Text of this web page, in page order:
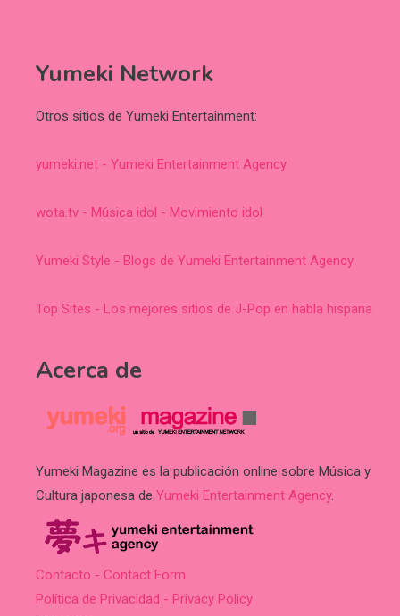
Yumeki Network
Otros sitios de Yumeki Entertainment:
yumeki.net - Yumeki Entertainment Agency
wota.tv - Música idol - Movimiento idol
Yumeki Style - Blogs de Yumeki Entertainment Agency
Top Sites - Los mejores sitios de J-Pop en habla hispana
Acerca de
Yumeki Magazine es la publicación online sobre Música y
Cultura japonesa de Yumeki Entertainment Agency.
Contacto - Contact Form
Política de Privacidad - Privacy Policy